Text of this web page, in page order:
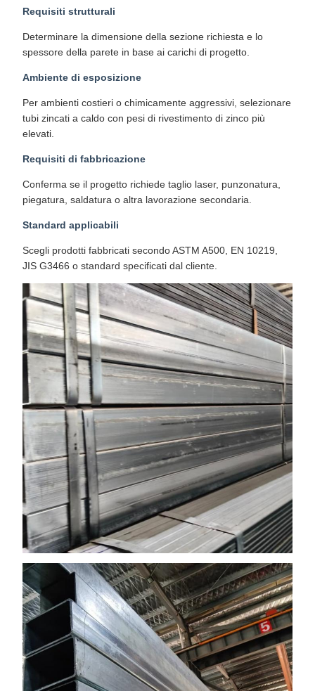
Requisiti strutturali
Determinare la dimensione della sezione richiesta e lo
spessore della parete in base ai carichi di progetto.
Ambiente di esposizione
Per ambienti costieri o chimicamente aggressivi, selezionare
tubi zincati a caldo con pesi di rivestimento di zinco più
elevati.
Requisiti di fabbricazione
Conferma se il progetto richiede taglio laser, punzonatura,
piegatura, saldatura o altra lavorazione secondaria.
Standard applicabili
Scegli prodotti fabbricati secondo ASTM A500, EN 10219,
JIS G3466 o standard specificati dal cliente.